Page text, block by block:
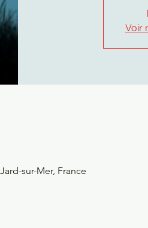
Voir
sur-Mer, France